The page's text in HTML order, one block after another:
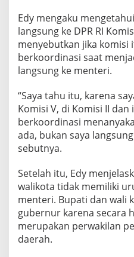
Edy mengaku
langsung ke DPR RI
menyebutkan jika
berkoordinasi saat
langsung ke menteri.
“Saya tahu itu, karena
Komisi V, di Komisi II
berkoordinasi
ada, bukan saya
sebutnya.
Setelah itu, Edy
walikota tidak memiliki
menteri. Bupati dan wali
gubernur karena secara
merupakan perwakilan
daerah.